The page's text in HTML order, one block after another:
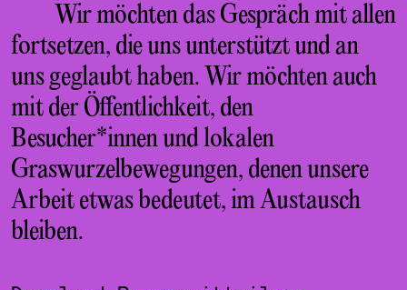
Wir möchten das Gespräch mit allen
fortsetzen, die uns unterstützt und an
uns geglaubt haben. Wir möchten auch
mit der Öffentlichkeit, den
Besucher*innen und lokalen
Graswurzelbewegungen, denen unsere
Arbeit etwas bedeutet, im Austausch
bleiben.